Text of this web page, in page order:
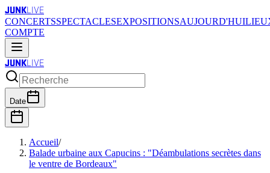
JUNKLIVE
CONCERTSSPECTACLESEXPOSITIONSAUJOURD'HUI
COMPTE
JUNKLIVE
Date
Accueil/
Balade urbaine aux Capucins : "Déambulations secrètes dans
le ventre de Bordeaux"